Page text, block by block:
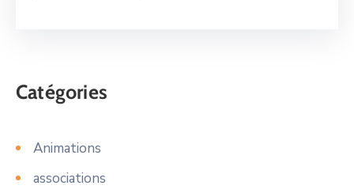
Catégories
Animations
associations